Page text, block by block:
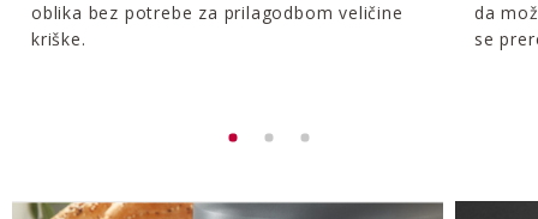
oblika bez potrebe za prilagodbom veličine
kriške.
da
se